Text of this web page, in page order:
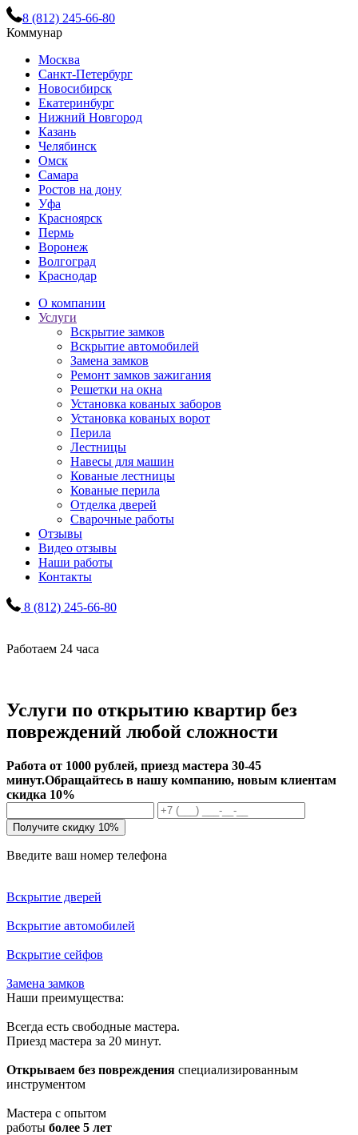
8 (812) 245-66-80
Коммунар
Москва
Санкт-Петербург
Новосибирск
Екатеринбург
Нижний Новгород
Казань
Челябинск
Омск
Самара
Ростов на дону
Уфа
Красноярск
Пермь
Воронеж
Волгоград
Краснодар
О компании
Услуги
Вскрытие замков
Вскрытие автомобилей
Замена замков
Ремонт замков зажигания
Решетки на окна
Установка кованых заборов
Установка кованых ворот
Перила
Лестницы
Навесы для машин
Кованые лестницы
Кованые перила
Отделка дверей
Сварочные работы
Отзывы
Видео отзывы
Наши работы
Контакты
8 (812) 245-66-80
Работаем 24 часа
Услуги по открытию квартир без
повреждений любой сложности
Работа от 1000 рублей, приезд мастера 30-45
минут.Обращайтесь в нашу компанию, новым клиентам
скидка 10%
Получите скидку 10%
Введите ваш номер телефона
Вскрытие дверей
Вскрытие автомобилей
Вскрытие сейфов
Замена замков
Наши преимущества:
Всегда есть свободные мастера.
Приезд мастера за 20 минут.
Открываем без повреждения специализированным
инструментом
Мастера с опытом
работы более 5 лет